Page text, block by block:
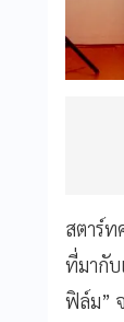
สตาร์ท
ที่มากับ
ฟิล์ม”